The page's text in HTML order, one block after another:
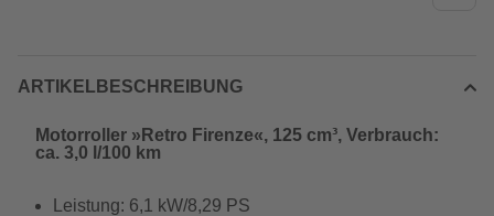
ARTIKELBESCHREIBUNG
Motorroller »Retro Firenze«, 125 cm³, Verbrauch:
ca. 3,0 l/100 km
Leistung: 6,1 kW/8,29 PS